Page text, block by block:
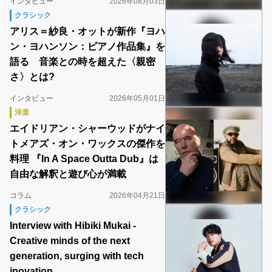
クラシック
アリス＝紗良・オットが新作『ヨハ
ン・ヨハンソン：ピアノ作品集』を
語る 音楽との時を超えた〈親密
さ〉とは?
インタビュー
2026年05月01日
洋楽
エイドリアン・シャーウッドがナイ
トメアズ・オン・ワックスの傑作を
料理 『In A Space Outta Dub』は
自由な解釈と遊び心が満載
コラム
2026年04月21日
クラシック
Interview with Hibiki Mukai -
Creative minds of the next
generation, surging with tech